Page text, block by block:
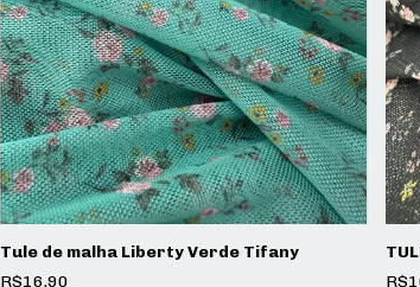
Tule de malha Liberty Verde Tifany
R$16,90